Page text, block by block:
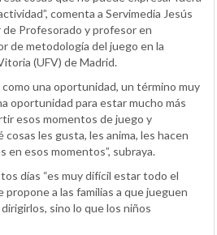
comenta a Servimedia Jesús
Profesorado y profesor en
de metodología del juego en la
(UFV) de Madrid.
una oportunidad, un término muy
oportunidad para estar mucho más
esos momentos de juego y
les gusta, les anima, les hacen
en esos momentos”, subraya.
días “es muy difícil estar todo el
propone a las familias a que jueguen
sino lo que los niños